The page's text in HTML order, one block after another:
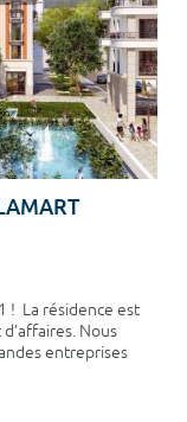
! La résidence est
Nous
entreprises